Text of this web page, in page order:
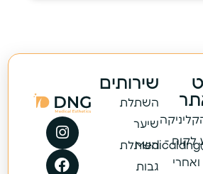
לקוח -
ואחרי
שירותים
השתלת
שיער
השתלת
גבות